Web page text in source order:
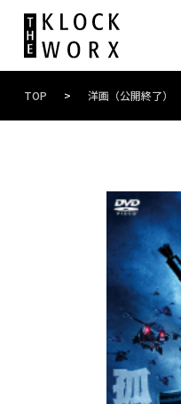
TOP > 洋画（公開終了）